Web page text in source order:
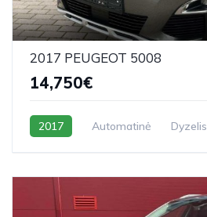
2017 PEUGEOT 5008
14,750€
2017 Automatinė Dyzelis